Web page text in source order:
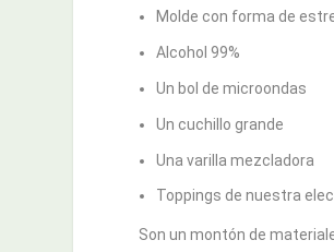
Molde con forma de
Alcohol 99%
Un bol de microondas
Un cuchillo grande
Una varilla mezcladora
Toppings de nuestra
Son un montón de